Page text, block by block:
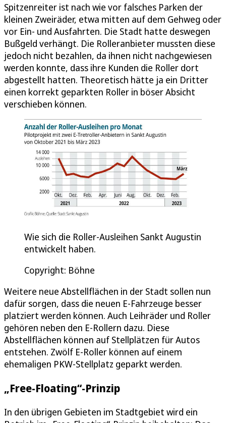
Spitzenreiter ist nach wie vor falsches Parken der
kleinen Zweiräder, etwa mitten auf dem Gehweg oder
vor Ein- und Ausfahrten. Die Stadt hatte deswegen
Bußgeld verhängt. Die Rolleranbieter mussten diese
jedoch nicht bezahlen, da ihnen nicht nachgewiesen
werden konnte, dass ihre Kunden die Roller dort
abgestellt hatten. Theoretisch hätte ja ein Dritter
einen korrekt geparkten Roller in böser Absicht
verschieben können.
Wie sich die Roller-Ausleihen Sankt Augustin
entwickelt haben.
Copyright: Böhne
Weitere neue Abstellflächen in der Stadt sollen nun
dafür sorgen, dass die neuen E-Fahrzeuge besser
platziert werden können. Auch Leihräder und Roller
gehören neben den E-Rollern dazu. Diese
Abstellflächen können auf Stellplätzen für Autos
entstehen. Zwölf E-Roller können auf einem
ehemaligen PKW-Stellplatz geparkt werden.
„Free-Floating“-Prinzip
In den übrigen Gebieten im Stadtgebiet wird ein